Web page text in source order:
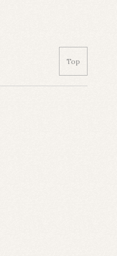
Top